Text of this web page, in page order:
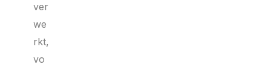
ver
we
rkt,
vo